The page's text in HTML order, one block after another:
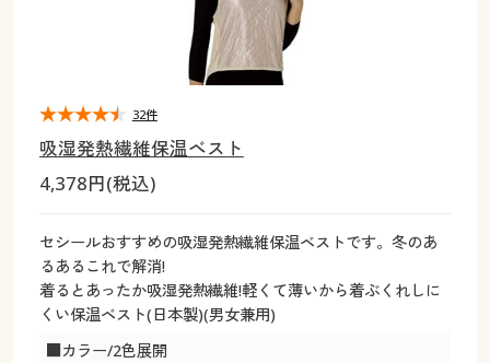
カーテン・ラグ・ファブリック
ジュニア・ティーンズ下着
大きいサイズ通販すべて
大きいサイズ レディース服
大きいサイズ レディース下着
大きいサイズ メンズ
大きいサイズ 事務・制服
バーゲンセール
シークレットセール
詳細検索
商品カテゴリ一覧
カタログ・チラシからのご注文
デジタルカタログ
ジュニア・ティーンズ下着
大きいサイズ レディース服
大きいサイズ レディース下着
シークレットセール
商品カテゴリ一覧
カタログ
デジタルカタログ
カタログ無料プレゼント
吸湿発熱繊維保温ベスト
4,378円(税込)
セシールおすすめの吸湿発熱繊維保温ベストです。冬のあ
るあるこれで解消!
着るとあったか吸湿発熱繊維!軽くて薄いから着ぶくれしに
くい保温ベスト(日本製)(男女兼用)
■カラー/2色展開
32件